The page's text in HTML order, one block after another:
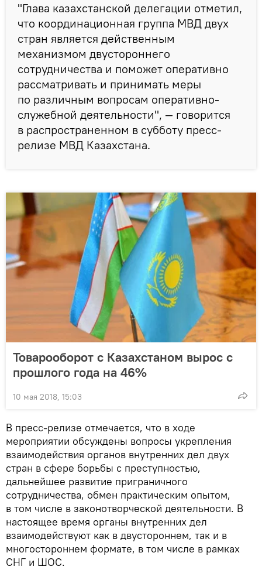
"Глава казахстанской делегации отметил,
что координационная группа МВД двух
стран является действенным
механизмом двустороннего
сотрудничества и поможет оперативно
рассматривать и принимать меры
по различным вопросам оперативно-
служебной деятельности", — говорится
в распространенном в субботу пресс-
релизе МВД Казахстана.
Товарооборот с Казахстаном вырос с
прошлого года на 46%
10 мая 2018, 15:03
В пресс-релизе отмечается, что в ходе
мероприятии обсуждены вопросы укрепления
взаимодействия органов внутренних дел двух
стран в сфере борьбы с преступностью,
дальнейшее развитие приграничного
сотрудничества, обмен практическим опытом,
в том числе в законотворческой деятельности. В
настоящее время органы внутренних дел
взаимодействуют как в двустороннем, так и в
многостороннем формате, в том числе в рамках
СНГ и ШОС.